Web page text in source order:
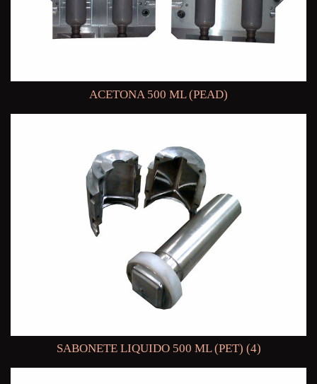
ACETONA 500 ML (PEAD)
SABONETE LIQUIDO 500 ML (PET) (4)